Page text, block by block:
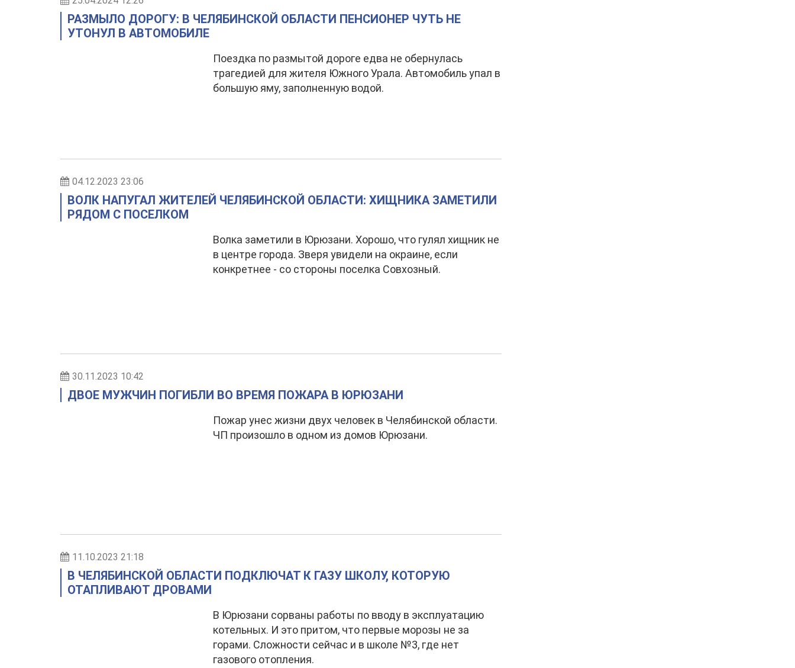
РАЗМЫЛО ДОРОГУ: В ЧЕЛЯБИНСКОЙ ОБЛАСТИ ПЕНСИОНЕР ЧУТЬ НЕ
УТОНУЛ В АВТОМОБИЛЕ
Поездка по размытой дороге едва не обернулась
трагедией для жителя Южного Урала. Автомобиль упал в
большую яму, заполненную водой.
04.12.2023 23:06
ВОЛК НАПУГАЛ ЖИТЕЛЕЙ ЧЕЛЯБИНСКОЙ ОБЛАСТИ: ХИЩНИКА ЗАМЕТИЛИ
РЯДОМ С ПОСЕЛКОМ
Волка заметили в Юрюзани. Хорошо, что гулял хищник не
в центре города. Зверя увидели на окраине, если
конкретнее - со стороны поселка Совхозный.
30.11.2023 10:42
ДВОЕ МУЖЧИН ПОГИБЛИ ВО ВРЕМЯ ПОЖАРА В ЮРЮЗАНИ
Пожар унес жизни двух человек в Челябинской области.
ЧП произошло в одном из домов Юрюзани.
11.10.2023 21:18
В ЧЕЛЯБИНСКОЙ ОБЛАСТИ ПОДКЛЮЧАТ К ГАЗУ ШКОЛУ, КОТОРУЮ
ОТАПЛИВАЮТ ДРОВАМИ
В Юрюзани сорваны работы по вводу в эксплуатацию
котельных. И это притом, что первые морозы не за
горами. Сложности сейчас и в школе №3, где нет
газового отопления.